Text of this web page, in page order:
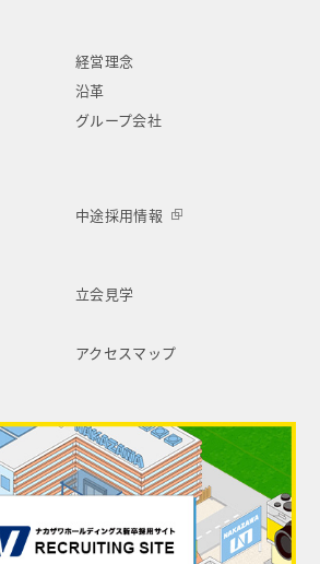
経営理念
沿革
グループ会社
中途採用情報
立会見学
アクセスマップ